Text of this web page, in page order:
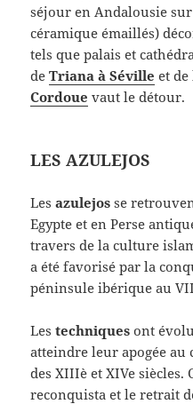
séjour en Andalousie
céramique émaillés)
tels que palais et
deTriana à Séville et
Cordoue vaut le détour.
LES AZULEJOS
Lesazulejos se
Egypte et en Perse
travers de la culture
a été favorisé par la
péninsule ibérique au
Lestechniques ont
atteindre leur apogée au
des XIIIè et XIVe siècles.
reconquista et le retrait